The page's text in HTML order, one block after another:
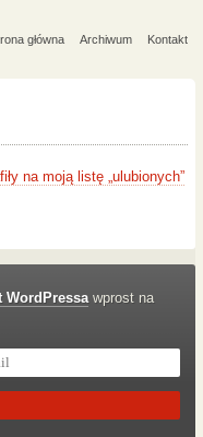
główna Archiwum Kontakt
na moją listę „ulubionych”
WordPressawprost na